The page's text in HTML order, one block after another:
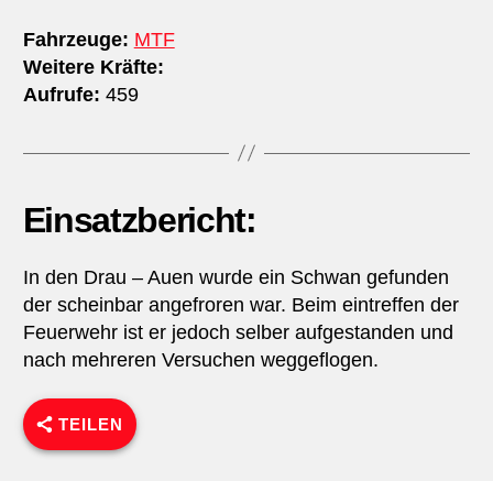
Fahrzeuge: MTF
Weitere Kräfte:
Aufrufe: 459
Einsatzbericht:
In den Drau – Auen wurde ein Schwan gefunden
der scheinbar angefroren war. Beim eintreffen der
Feuerwehr ist er jedoch selber aufgestanden und
nach mehreren Versuchen weggeflogen.
TEILEN